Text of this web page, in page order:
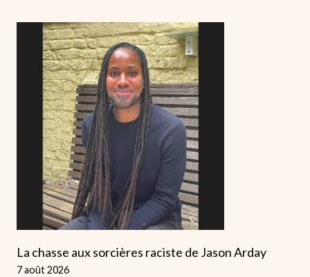
La chasse aux sorcières raciste de Jason Arday
7 août 2026